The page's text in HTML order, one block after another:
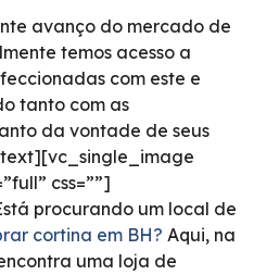
avanço do mercado de
temos acesso a
com este e
tanto com as
da vontade de seus
css=””]
procurando um local de
cortina em BH? Aqui, na
uma loja de